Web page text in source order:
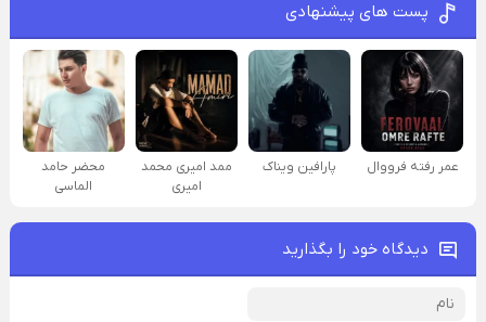
پست های پیشنهادی
عمر رفته فرووال پارافين ویناک
ممد امیری محمد
امیری
محضر حامد
الماسی
دیدگاه خود را بگذارید